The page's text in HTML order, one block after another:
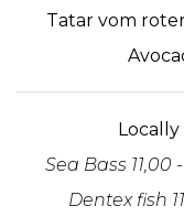
Tatar vom
Locally
Sea Bass 11,00
Dentex fish